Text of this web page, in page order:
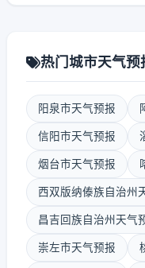
热门城市天气预
阳泉市天气预报
信阳市天气预报
烟台市天气预报
西双版纳傣族自治州
昌吉回族自治州天气
崇左市天气预报